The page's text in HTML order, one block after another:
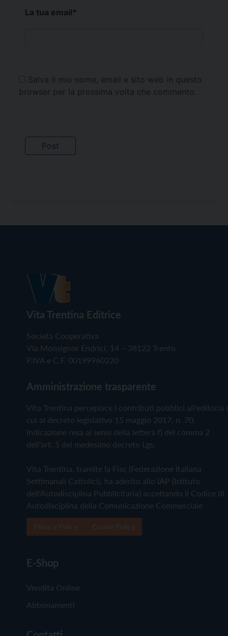
La tua email*
Salva il mio nome, email e sito web in questo
browser per la prossima volta che commento.
Vita Trentina Editrice
Società Cooperativa
Via Monsignor Endrici, 14 – 38122 Trento
P.IVA e C.F. 00199960220
Amministrazione trasparente
Vita Trentina percepisce i contributi pubblici all'editoria
cui al decreto legislativo 15 maggio 2017, n. 70.
Indicazione resa ai sensi della lettera f) del comma 2
dell'art. 5 del medesimo decreto Lgs.
Vita Trentina, tramite la Fisc (Federazione Italiana
Settimanali Cattolici), ha aderito allo IAP (Istituto
dell'Autodisciplina Pubblicitaria) accettando il Codice di
Autodisciplina della Comunicazione Commerciale
E-Shop
Vendita Online
Abbonamenti